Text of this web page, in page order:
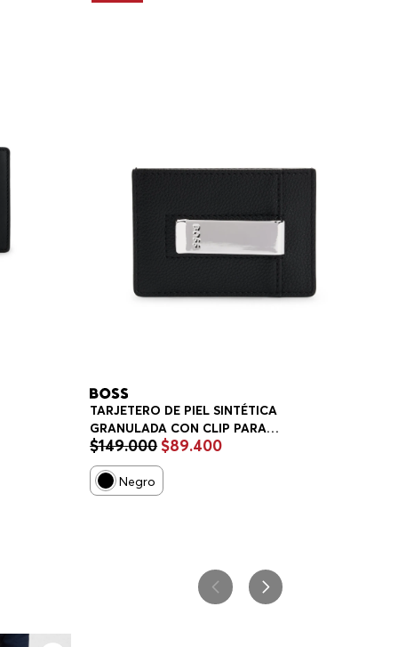
TARJETERO DE PIEL SINTÉTICA
GRANULADA CON CLIP PARA
BILLETES BILLETERA HOMBRE
$149.000 $89.400
Negro